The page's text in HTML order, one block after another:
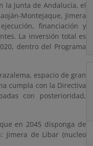
la Junta de Andalucía, el
Montejaque, Jimera
financiación y
La inversión total es
dentro del Programa
espacio de gran
cumpla con la Directiva
con posterioridad,
en 2045 disponga de
Jimera de Libar (nucleo